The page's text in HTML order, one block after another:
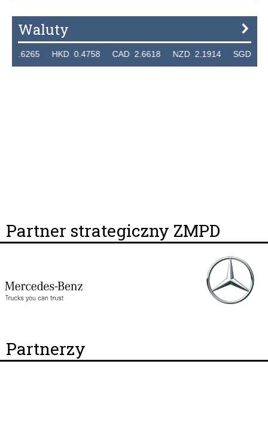
Waluty
HKD 0.4758 CAD 2.6618 NZD 2.1914 SGD 2.9123
Partner strategiczny ZMPD
Partnerzy